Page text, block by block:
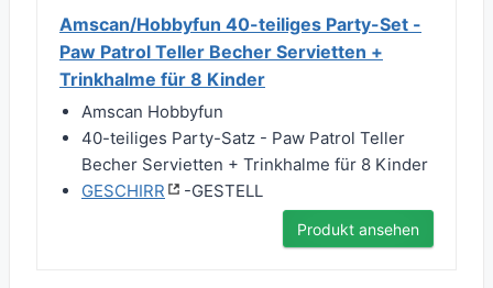
Amscan/Hobbyfun 40-teiliges Party-Set -
Paw Patrol Teller Becher Servietten +
Trinkhalme für 8 Kinder
Amscan Hobbyfun
40-teiliges Party-Satz - Paw Patrol Teller
Becher Servietten + Trinkhalme für 8 Kinder
GESCHIRR
-GESTELL
Produkt ansehen